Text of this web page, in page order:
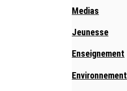
Medias
Jeunesse
Enseignement
Environnement